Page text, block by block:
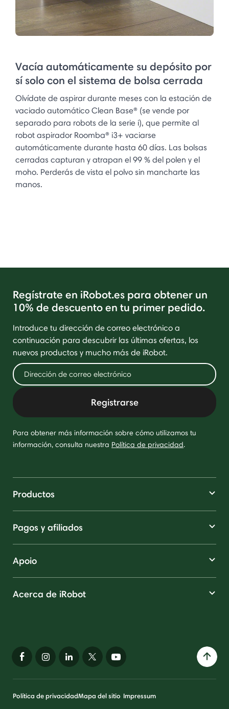
Vacía automáticamente su depósito por
sí solo con el sistema de bolsa cerrada
Olvídate de aspirar durante meses con la estación de
vaciado automático Clean Base® (se vende por
separado para robots de la serie i), que permite al
robot aspirador Roomba® i3+ vaciarse
automáticamente durante hasta 60 días. Las bolsas
cerradas capturan y atrapan el 99 % del polen y el
moho. Perderás de vista el polvo sin mancharte las
manos.
Regístrate en iRobot.es para obtener un
10% de descuento en tu primer pedido.
Introduce tu dirección de correo electrónico a
continuación para descubrir las últimas ofertas, los
nuevos productos y mucho más de iRobot.
Registrarse
Para obtener más información sobre cómo utilizamos tu
información, consulta nuestra Política de privacidad.
Productos
Pagos y afiliados
Apoio
Acerca de iRobot
Política de privacidadMapa del sitio Impressum